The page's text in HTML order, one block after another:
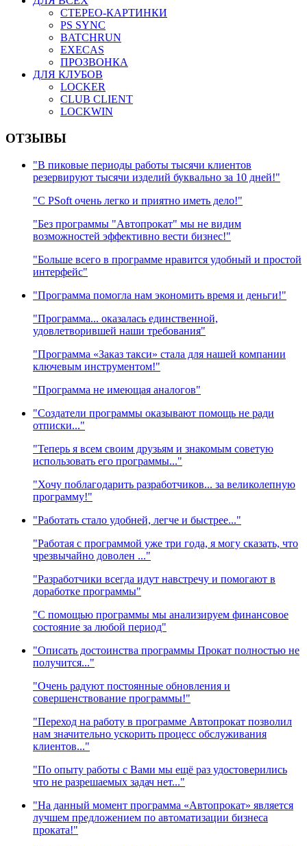
СТЕРЕО-КАРТИНКИ
PS SYNC
BATCHRUN
EXECAS
ПРОЗВОНКА
ДЛЯ КЛУБОВ
LOCKER
CLUB CLIENT
LOCKWIN
ОТЗЫВЫ
"В пиковые периоды работы тысячи клиентов
резервируют тысячи изделий буквально за 10 дней!"
"C PSoft очень легко и приятно иметь дело!"
"Без программы "Автопрокат" мы не видим
возможностей эффективно вести бизнес!"
"Больше всего в программе нравится удобный и простой
интерфейс"
"Программа помогла нам экономить время и деньги!"
"Программа... оказалась единственной,
удовлетворившей наши требования"
"Программа «Заказ такси» стала для нашей компании
ключевым инструментом!"
"Программа не имеющая аналогов"
"Создатели программы оказывают помощь не ради
отписки..."
"Теперь я всем своим друзьям и знакомым советую
использовать его программы..."
"Хочу поблагодарить разработчиков... за великолепную
программу!"
"Работать стало удобней, легче и быстрее..."
"Работая с программой уже три года, я могу сказать, что
чрезвычайно доволен ..."
"Разработчики всегда идут навстречу и помогают в
доработке программы"
"С помощью программы мы анализируем финансовое
состояние за любой период"
"Описать достоинства программы Прокат полностью не
получится..."
"Очень радуют постоянные обновления и
совершенствование программы!"
"Переход на работу в программе Автопрокат позволил
нам значительно ускорить процесс обслуживания
клиентов..."
"По опыту работы с Вами мы ещё раз удостоверились
что не разрешаемых задач нет..."
"На данный момент программа «Автопрокат» является
лучшем предложением по автоматизации бизнеса
проката!"